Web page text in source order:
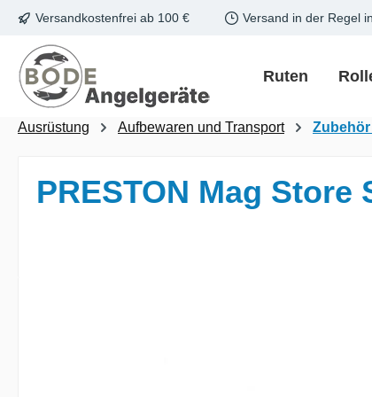
Hauptinhalt springen
Zur Suche springen
Zur Hauptnavigation springen
Versandkostenfrei ab 100 € Versand in der Regel
Ruten
Ausrüstung Aufbewaren und Transport
PRESTON Mag